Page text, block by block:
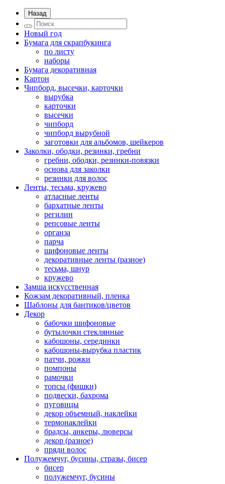
Назад
Новый год
Бумага для скрапбукинга
по листу
наборы
Бумага декоративная
Картон
Чипборд, высечки, карточки
вырубка
карточки
высечки
чипборд
чипборд вырубной
заготовки для альбомов, шейкеров
Заколки, ободки, резинки, гребни
гребни, ободки, резинки-повязки
основа для заколки
резинки для волос
Ленты, тесьма, кружево
атласные ленты
бархатные ленты
регилин
репсовые ленты
органза
парча
шифоновые ленты
декоративные ленты (разное)
тесьма, шнур
кружево
Замша искусственная
Кожзам декоративный, пленка
Шаблоны для бантиков/цветов
Декор
бабочки шифоновые
бутылочки стеклянные
кабошоны, серединки
кабошоны-вырубка пластик
патчи, рожки
помпоны
рамочки
топсы (фишки)
подвески, бахрома
пуговицы
декор объемный, наклейки
термонаклейки
брадсы, анкеры, люверсы
декор (разное)
пряди волос
Полужемчуг, бусины, стразы, бисер
бисер
полужемчуг, бусины